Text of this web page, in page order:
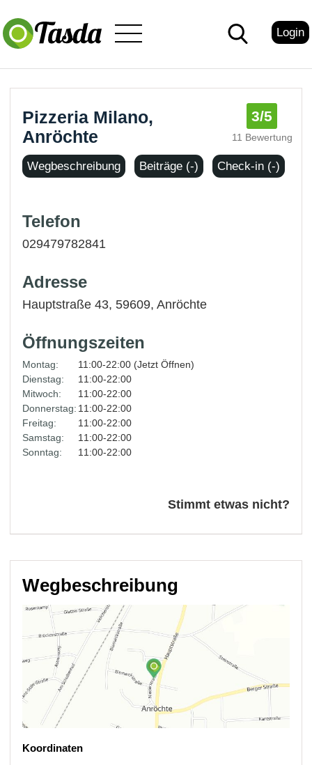
Login
Pizzeria Milano,
Anröchte
3/5
11 Bewertung
Wegbeschreibung Beiträge (-) Check-in (-)
Telefon
029479782841
Adresse
Hauptstraße 43, 59609,Anröchte
Öffnungszeiten
Montag:
11:00-22:00 (Jetzt Öffnen)
Dienstag:
11:00-22:00
Mitwoch:
11:00-22:00
Donnerstag: 11:00-22:00
Freitag:
11:00-22:00
Samstag:
11:00-22:00
Sonntag:
11:00-22:00
Stimmt etwas nicht?
Wegbeschreibung
Koordinaten